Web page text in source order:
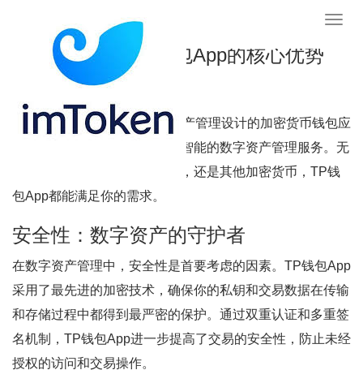
安全、便捷，TP钱包App的核心优势
什么是TP钱包App？
TP钱包App是一款专为数字资产管理设计的加密货币钱包应
用，致力于提供安全、便捷和智能的数字资产管理服务。无
论你是想投资比特币、以太坊，还是其他加密货币，TP钱
包App都能满足你的需求。
安全性：数字资产的守护者
在数字资产管理中，安全性是首要考虑的因素。TP钱包App
采用了最先进的加密技术，确保你的私钥和交易数据在传输
和存储过程中都得到最严密的保护。通过双重认证和多重签
名机制，TP钱包App进一步提高了交易的安全性，防止未经
授权的访问和交易操作。